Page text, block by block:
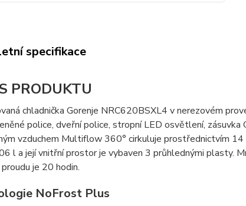
specifikace
PRODUKTU
chladnička Gorenje NRC620BSXL4 v nerezovém
police, dveřní police, stropní LED osvětlení, zásuvka
vzduchem Multiflow 360° cirkuluje prostřednictvím
l a její vnitřní prostor je vybaven 3 průhlednými plasty.
je 20 hodin.
NoFrost Plus